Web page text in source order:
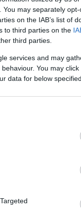
may separately
on the IAB’s list of
to third parties on the
third parties.
services and may
You may
data for below
egymással és a
kiállítást
1920-1990
kínálnak. A
A Semmelweis
kiállításhoz
épületében
be, és erről
programmal
oklevelét is